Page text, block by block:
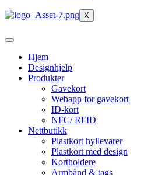
X
Hjem
Designhjelp
Produkter
Gavekort
Webapp for gavekort
ID-kort
NFC/ RFID
Nettbutikk
Plastkort hyllevarer
Plastkort med design
Kortholdere
Armbånd & tags